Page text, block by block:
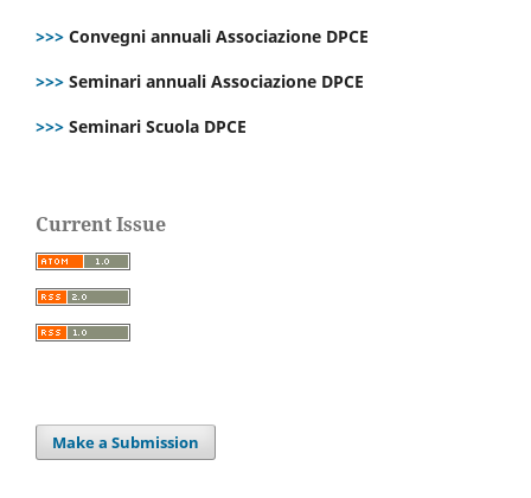
>>> Convegni annuali Associazione DPCE
>>> Seminari annuali Associazione DPCE
>>> Seminari Scuola DPCE
Current Issue
Make a Submission